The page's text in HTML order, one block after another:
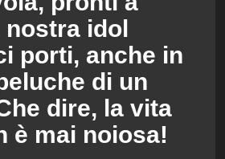
idol
porti, anche in
di un
dire, la vita
è mai noiosa!